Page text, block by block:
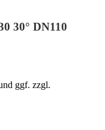
30° DN110
ggf. zzgl.